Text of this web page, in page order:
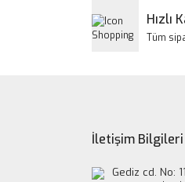
Hızlı
Tüm
İletişim Bilgileri
Gediz cd. No: